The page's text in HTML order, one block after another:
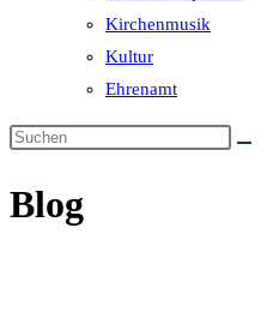
Kirchenmusik
Kultur
Ehrenamt
Blog